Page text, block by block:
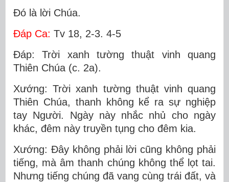
Ðó là lời Chúa.
Ðáp Ca: Tv 18, 2-3. 4-5
Ðáp: Trời xanh tường thuật vinh quang
Thiên Chúa (c. 2a).
Xướng: Trời xanh tường thuật vinh quang
Thiên Chúa, thanh không kể ra sự nghiệp
tay Người. Ngày này nhắc nhủ cho ngày
khác, đêm này truyền tụng cho đêm kia.
Xướng: Ðây không phải lời cũng không phải
tiếng, mà âm thanh chúng không thể lọt tai.
Nhưng tiếng chúng đã vang cùng trái đất, và